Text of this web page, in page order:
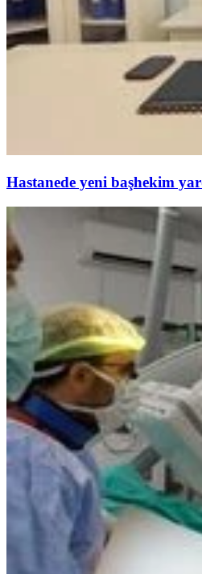
Hastanede yeni başhekim